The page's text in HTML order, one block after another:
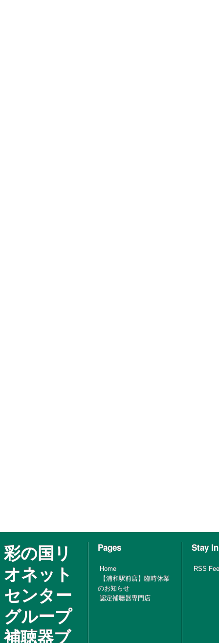
彩の国リ
オネット
センター
グループ
補聴器ブ
Pages
Home
【浦和駅前店】臨時休業
のお知らせ
認定補聴器専門店
Stay
RSS